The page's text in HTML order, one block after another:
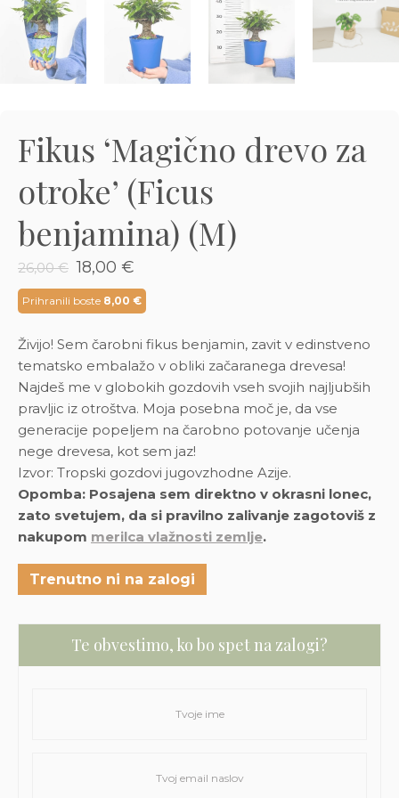
Fikus ‘Magično drevo za
otroke’ (Ficus
benjamina) (M)
26,00€ Izvirna
cena
je
bila:
26,00 €.
18,00 €
cena
je:
18,00 €.
Prihranili boste 8,00 €
Živijo! Sem čarobni fikus benjamin, zavit v edinstveno
tematsko embalažo v obliki začaranega drevesa!
Najdeš me v globokih gozdovih vseh svojih najljubših
pravljic iz otroštva. Moja posebna moč je, da vse
generacije popeljem na čarobno potovanje učenja
nege drevesa, kot sem jaz!
Izvor: Tropski gozdovi jugovzhodne Azije.
Opomba: Posajena sem direktno v okrasni lonec,
zato svetujem, da si pravilno zalivanje zagotoviš z
nakupom merilca vlažnosti zemlje.
Trenutno ni na zalogi
Te obvestimo, ko bo spet na zalogi?
€
Dodaj v košarico
Preberi prispevek